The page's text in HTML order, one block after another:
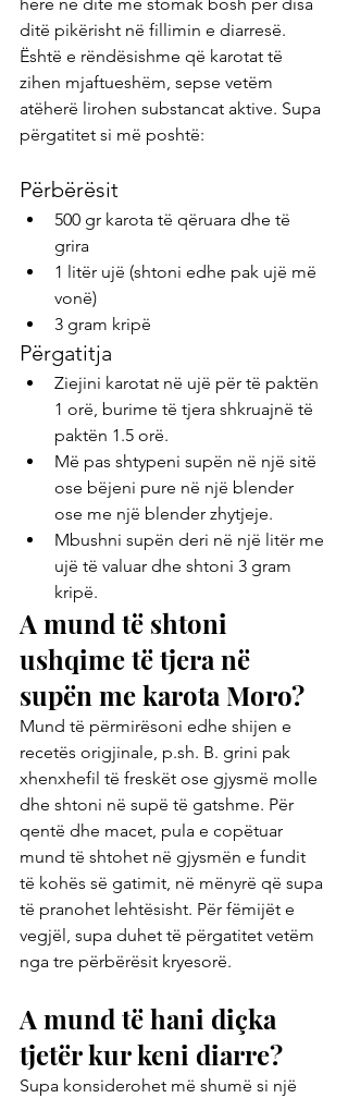
ditë pikërisht në fillimin e diarresë.
Është e rëndësishme që karotat të
zihen mjaftueshëm, sepse vetëm
atëherë lirohen substancat aktive. Supa
përgatitet si më poshtë:
Përbërësit
500 gr karota të qëruara dhe të
grira
1 litër ujë (shtoni edhe pak ujë më
vonë)
3 gram kripë
Përgatitja
Ziejini karotat në ujë për të paktën
1 orë, burime të tjera shkruajnë të
paktën 1.5 orë.
Më pas shtypeni supën në një sitë
ose bëjeni pure në një blender
ose me një blender zhytjeje.
Mbushni supën deri në një litër me
ujë të valuar dhe shtoni 3 gram
kripë.
A mund të shtoni
ushqime të tjera në
supën me karota Moro?
Mund të përmirësoni edhe shijen e
recetës origjinale, p.sh. B. grini pak
xhenxhefil të freskët ose gjysmë molle
dhe shtoni në supë të gatshme. Për
qentë dhe macet, pula e copëtuar
mund të shtohet në gjysmën e fundit
të kohës së gatimit, në mënyrë që supa
të pranohet lehtësisht. Për fëmijët e
vegjël, supa duhet të përgatitet vetëm
nga tre përbërësit kryesorë.
A mund të hani diçka
tjetër kur keni diarre?
Supa konsiderohet më shumë si një